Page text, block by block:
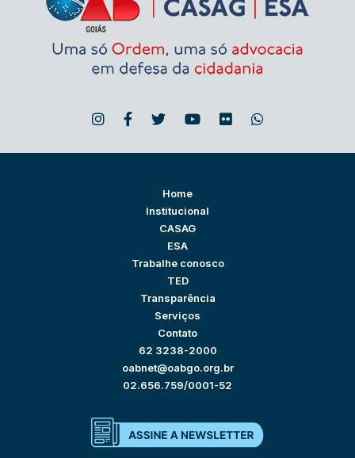
Home
Institucional
CASAG
ESA
Trabalhe conosco
TED
Transparência
Serviços
Contato
62 3238-2000
oabnet@oabgo.org.br
02.656.759/0001-52